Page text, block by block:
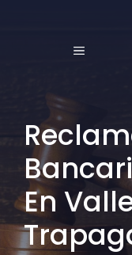
MENÚ
En